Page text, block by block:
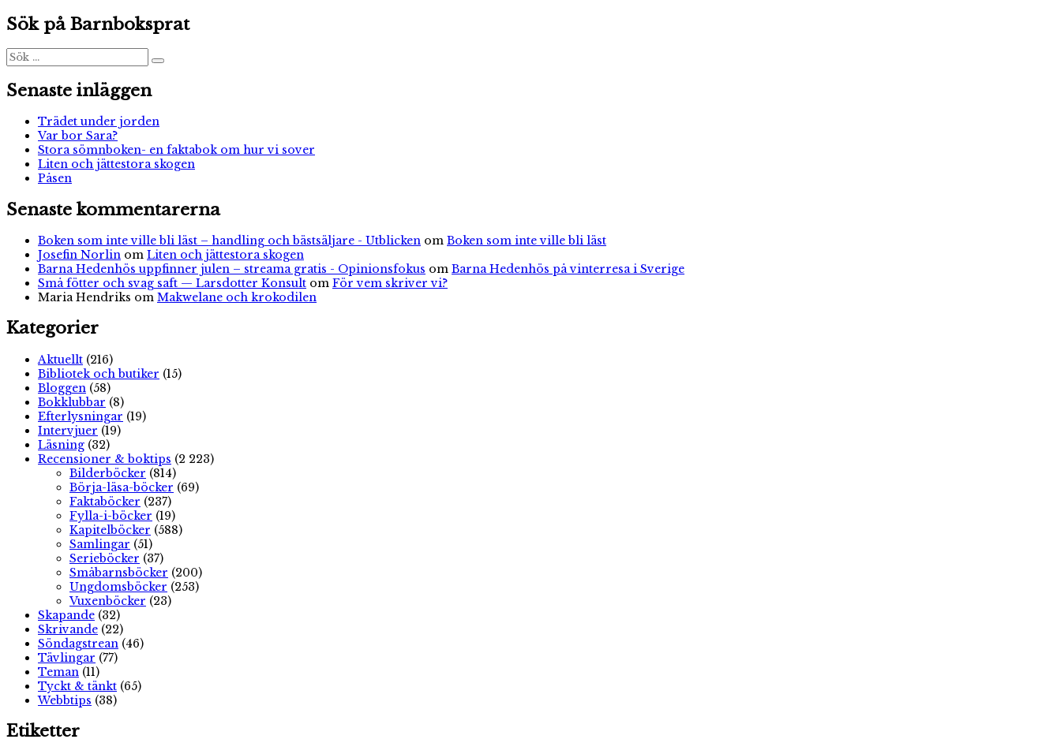
Sök på Barnboksprat
Sök
efter:
Sök
Senaste inläggen
Trädet under jorden
Var bor Sara?
Stora sömnboken- en faktabok om hur vi sover
Liten och jättestora skogen
Påsen
Senaste kommentarerna
Boken som inte ville bli läst – handling och bästsäljare - Utblicken om Boken som inte ville bli läst
Josefin Norlin om Liten och jättestora skogen
Barna Hedenhös uppfinner julen – streama gratis - Opinionsfokus om Barna Hedenhös på vinterresa i Sverige
Små fötter och svag saft — Larsdotter Konsult om För vem skriver vi?
Maria Hendriks om Makwelane och krokodilen
Kategorier
Aktuellt (216)
Bibliotek och butiker (15)
Bloggen (58)
Bokklubbar (8)
Efterlysningar (19)
Intervjuer (19)
Läsning (32)
Recensioner & boktips (2 223)
Bilderböcker (814)
Börja-läsa-böcker (69)
Faktaböcker (237)
Fylla-i-böcker (19)
Kapitelböcker (588)
Samlingar (51)
Serieböcker (37)
Småbarnsböcker (200)
Ungdomsböcker (253)
Vuxenböcker (23)
Skapande (32)
Skrivande (22)
Söndagstrean (46)
Tävlingar (77)
Teman (11)
Tyckt & tänkt (65)
Webbtips (38)
Etiketter